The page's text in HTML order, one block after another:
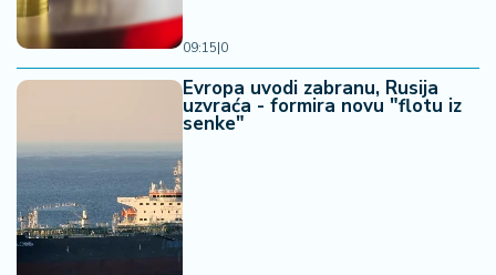
09:15|0
Evropa uvodi zabranu, Rusija
uzvraća - formira novu "flotu iz
senke"